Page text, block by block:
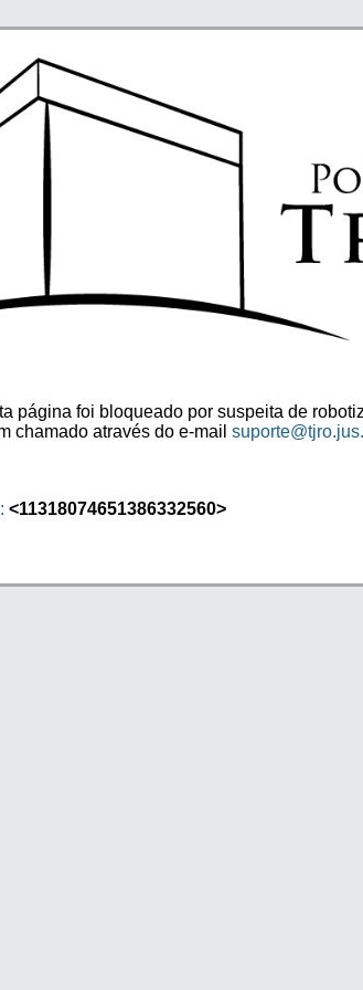
página foi bloqueado por suspeita de
chamado através do e-mail
<11318074651386332560>